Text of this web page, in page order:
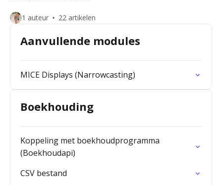
1 auteur 22 artikelen
Aanvullende modules
MICE Displays (Narrowcasting)
Boekhouding
Koppeling met boekhoudprogramma
(Boekhoudapi)
CSV bestand